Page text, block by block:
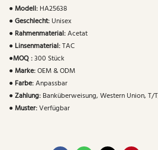
●Modell: HA25638
●Geschlecht: Unisex
● Rahmenmaterial:Acetat
● Linsenmaterial:TAC
●MOQ :300 Stück
●Marke:OEM & ODM
● Farbe:Anpassbar
●Zahlung: Banküberweisung, Western Union, T/
●Muster:Verfügbar